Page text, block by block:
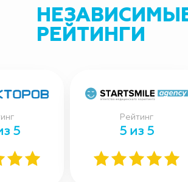
РЕЙТИНГИ
5
Рейтинг
5 из 5